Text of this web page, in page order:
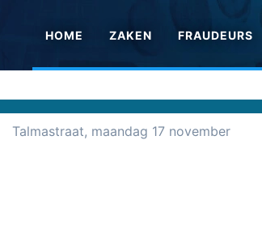
HOME ZAKEN FRAUDEURS
Talmastraat, maandag 17 november